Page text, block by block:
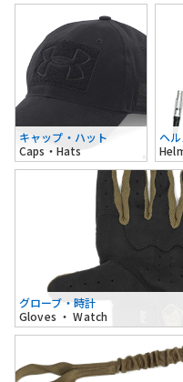
キャップ・ハット
Caps・Hats
ヘ
グローブ・時計
Gloves ・ Watch